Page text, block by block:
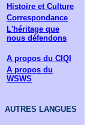
Histoire et Culture
Correspondance
L'héritage que
nous défendons
A propos du CIQI
A propos du
WSWS
AUTRES LANGUES